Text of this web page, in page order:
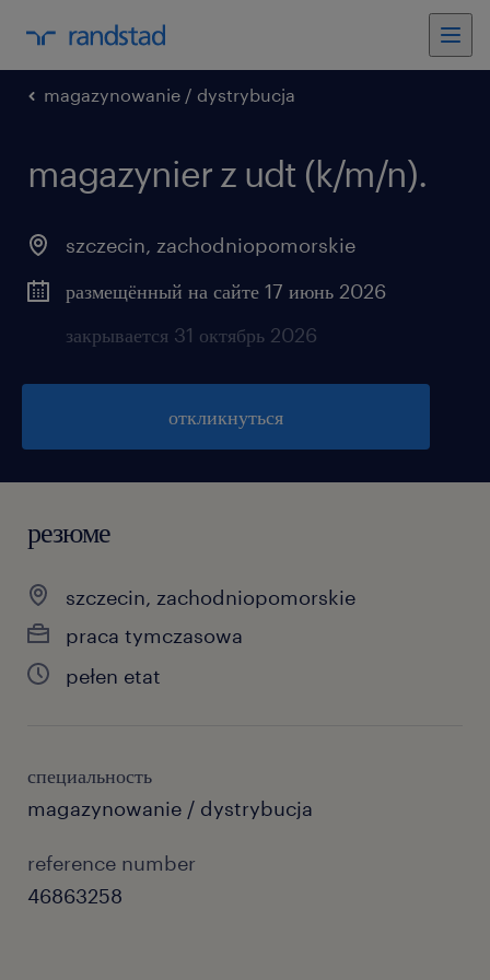
magazynowanie / dystrybucja
magazynier z udt (k/m/n).
szczecin, zachodniopomorskie
размещённый на сайте 17 июнь 2026
закрывается 31 октябрь 2026
откликнуться
резюме
szczecin, zachodniopomorskie
praca tymczasowa
pełen etat
специальность
magazynowanie / dystrybucja
reference number
46863258